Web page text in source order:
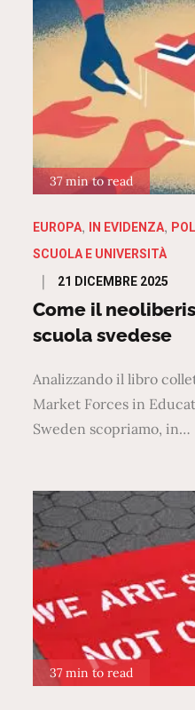
37 min to read
EUROPA IN EVIDENZA
SCUOLA E UNIVERSITÀ
Posted
on
21 DICEMBRE 2025
Come il
scuola svedese
Analizzando il libro
Market Forces in
Sweden scopriamo, in…
37 min to read